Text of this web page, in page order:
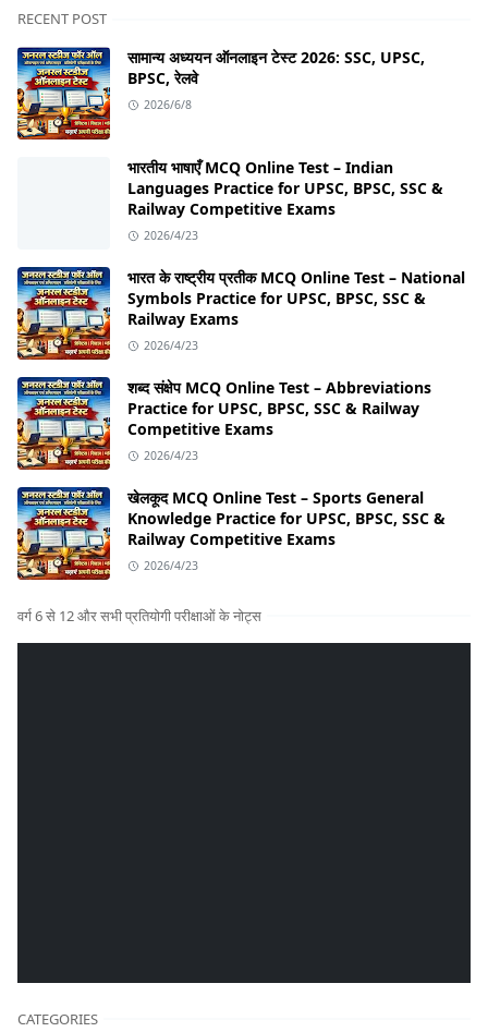
RECENT POST
सामान्य अध्ययन ऑनलाइन टेस्ट 2026: SSC, UPSC,
BPSC, रेलवे
2026/6/8
भारतीय भाषाएँ MCQ Online Test – Indian
Languages Practice for UPSC, BPSC, SSC &
Railway Competitive Exams
2026/4/23
भारत के राष्ट्रीय प्रतीक MCQ Online Test – National
Symbols Practice for UPSC, BPSC, SSC &
Railway Exams
2026/4/23
शब्द संक्षेप MCQ Online Test – Abbreviations
Practice for UPSC, BPSC, SSC & Railway
Competitive Exams
2026/4/23
खेलकूद MCQ Online Test – Sports General
Knowledge Practice for UPSC, BPSC, SSC &
Railway Competitive Exams
2026/4/23
वर्ग 6 से 12 और सभी प्रतियोगी परीक्षाओं के नोट्स
CATEGORIES